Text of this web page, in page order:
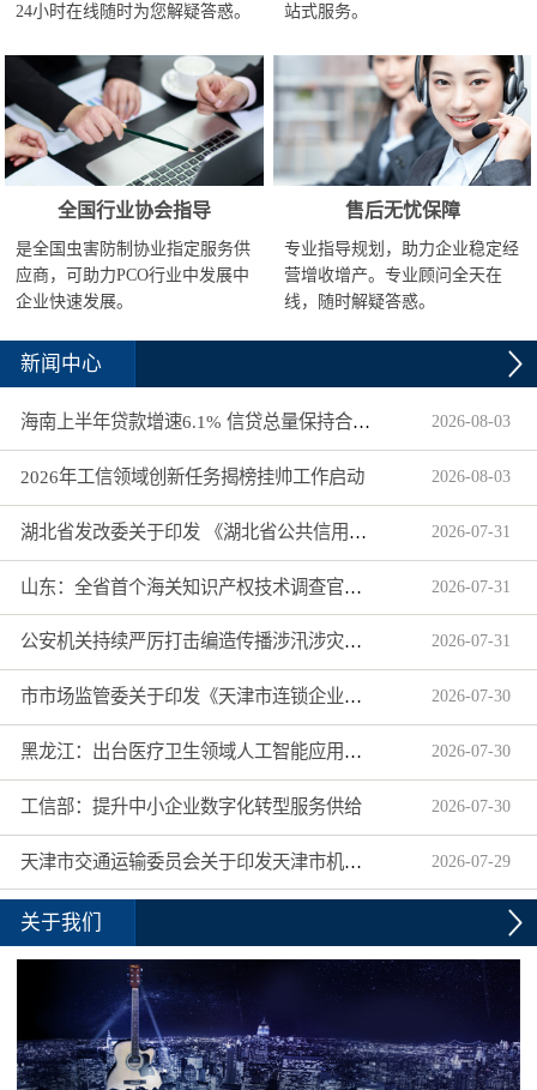
24小时在线随时为您解疑答惑。
站式服务。
全国行业协会指导
是全国虫害防制协业指定服务供
应商，可助力PCO行业中发展中
企业快速发展。
售后无忧保障
专业指导规划，助力企业稳定经
营增收增产。专业顾问全天在
线，随时解疑答惑。
新闻中心
海南上半年贷款增速6.1% 信贷总量保持合理平稳增长 2026-08-03
2026年工信领域创新任务揭榜挂帅工作启动 2026-08-03
湖北省发改委关于印发 《湖北省公共信用信息目录（2026年版）》的通知 2026-07-31
山东：全省首个海关知识产权技术调查官制度落地济南自贸片区 2026-07-31
公安机关持续严厉打击编造传播涉汛涉灾网络谣言 2026-07-31
市市场监管委关于印发《天津市连锁企业食品经营许可“先证后核”信用承诺审批实施办法》的通知 2026-07-30
黑龙江：出台医疗卫生领域人工智能应用工作实施方案 2026-07-30
工信部：提升中小企业数字化转型服务供给 2026-07-30
天津市交通运输委员会关于印发天津市机动车驾驶员培训机构及教练员综合信用评价管理办法的通知 2026-07-29
关于我们